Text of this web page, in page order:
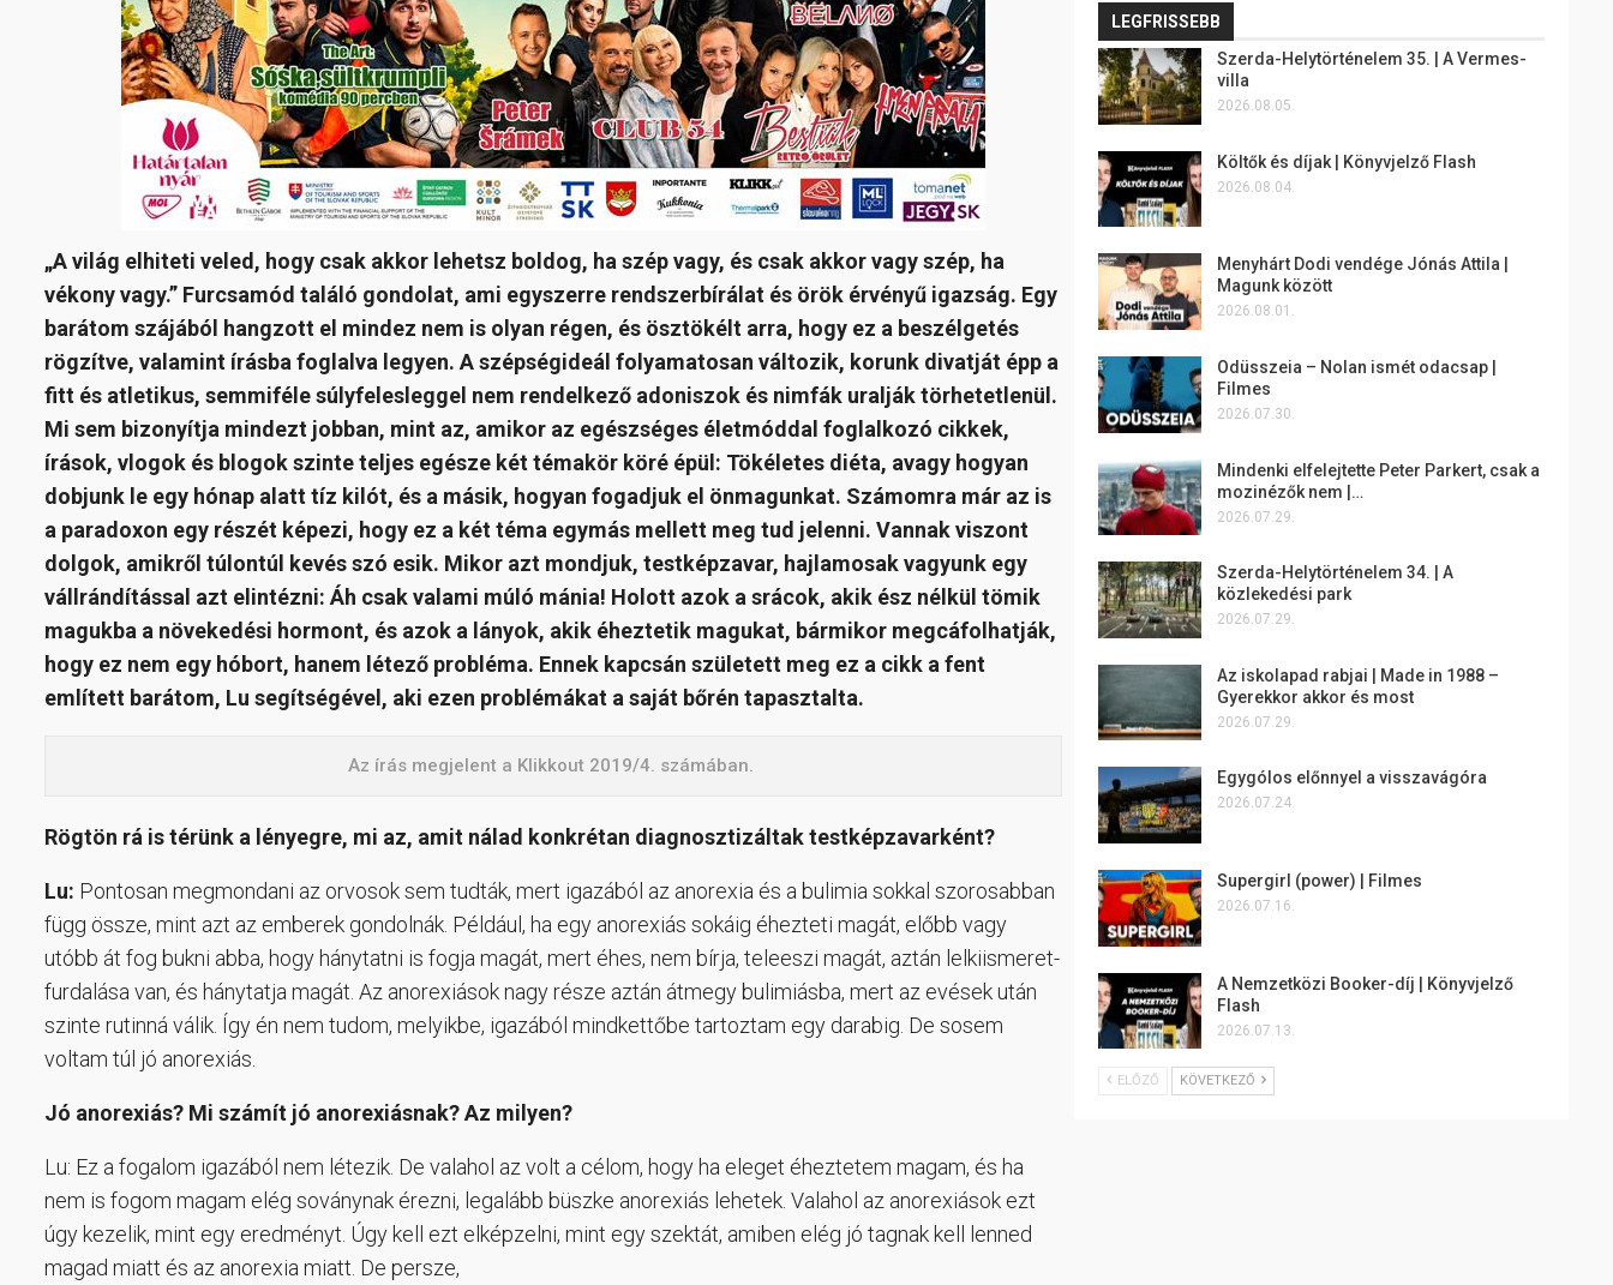
„A világ elhiteti veled, hogy csak akkor lehetsz boldog, ha szép vagy, és csak akkor vagy szép, ha
vékony vagy.” Furcsamód találó gondolat, ami egyszerre rendszerbírálat és örök érvényű igazság. Egy
barátom szájából hangzott el mindez nem is olyan régen, és ösztökélt arra, hogy ez a beszélgetés
rögzítve, valamint írásba foglalva legyen. A szépségideál folyamatosan változik, korunk divatját épp a
fitt és atletikus, semmiféle súlyfelesleggel nem rendelkező adoniszok és nimfák uralják törhetetlenül.
Mi sem bizonyítja mindezt jobban, mint az, amikor az egészséges életmóddal foglalkozó cikkek,
írások, vlogok és blogok szinte teljes egésze két témakör köré épül: Tökéletes diéta, avagy hogyan
dobjunk le egy hónap alatt tíz kilót, és a másik, hogyan fogadjuk el önmagunkat. Számomra már az is
a paradoxon egy részét képezi, hogy ez a két téma egymás mellett meg tud jelenni. Vannak viszont
dolgok, amikről túlontúl kevés szó esik. Mikor azt mondjuk, testképzavar, hajlamosak vagyunk egy
vállrándítással azt elintézni: Áh csak valami múló mánia! Holott azok a srácok, akik ész nélkül tömik
magukba a növekedési hormont, és azok a lányok, akik éheztetik magukat, bármikor megcáfolhatják,
hogy ez nem egy hóbort, hanem létező probléma. Ennek kapcsán született meg ez a cikk a fent
említett barátom, Lu segítségével, aki ezen problémákat a saját bőrén tapasztalta.
Az írás megjelent a Klikkout 2019/4. számában.
Rögtön rá is térünk a lényegre, mi az, amit nálad konkrétan diagnosztizáltak testképzavarként?
Lu: Pontosan megmondani az orvosok sem tudták, mert igazából az anorexia és a bulimia sokkal szorosabban
függ össze, mint azt az emberek gondolnák. Például, ha egy anorexiás sokáig éhezteti magát, előbb vagy
utóbb át fog bukni abba, hogy hánytatni is fogja magát, mert éhes, nem bírja, teleeszi magát, aztán lelkiismeret-
furdalása van, és hánytatja magát. Az anorexiások nagy része aztán átmegy bulimiásba, mert az evések után
szinte rutinná válik. Így én nem tudom, melyikbe, igazából mindkettőbe tartoztam egy darabig. De sosem
voltam túl jó anorexiás.
Jó anorexiás? Mi számít jó anorexiásnak? Az milyen?
Lu: Ez a fogalom igazából nem létezik. De valahol az volt a célom, hogy ha eleget éheztetem magam, és ha
nem is fogom magam elég soványnak érezni, legalább büszke anorexiás lehetek. Valahol az anorexiások ezt
úgy kezelik, mint egy eredményt. Úgy kell ezt elképzelni, mint egy szektát, amiben elég jó tagnak kell lenned
magad miatt és az anorexia miatt. De persze,
LEGFRISSEBB
Szerda-Helytörténelem 35. | A Vermes-
villa
2026.08.05.
Költők és díjak | Könyvjelző Flash
2026.08.04.
Menyhárt Dodi vendége Jónás Attila |
Magunk között
2026.08.01.
Odüsszeia – Nolan ismét odacsap |
Filmes
2026.07.30.
Mindenki elfelejtette Peter Parkert, csak a
mozinézők nem |…
2026.07.29.
Szerda-Helytörténelem 34. | A
közlekedési park
2026.07.29.
Az iskolapad rabjai | Made in 1988 –
Gyerekkor akkor és most
2026.07.29.
Egygólos előnnyel a visszavágóra
2026.07.24.
Supergirl (power) | Filmes
2026.07.16.
A Nemzetközi Booker-díj | Könyvjelző
Flash
2026.07.13.
ELŐZŐ KÖVETKEZŐ